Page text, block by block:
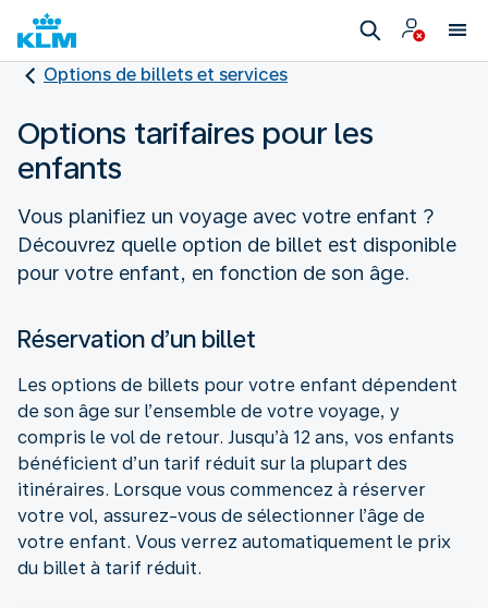
Options de billets et services
Options tarifaires pour les
enfants
Vous planifiez un voyage avec votre enfant ?
Découvrez quelle option de billet est disponible
pour votre enfant, en fonction de son âge.
Réservation d’un billet
Les options de billets pour votre enfant dépendent
de son âge sur l’ensemble de votre voyage, y
compris le vol de retour. Jusqu’à 12 ans, vos enfants
bénéficient d’un tarif réduit sur la plupart des
itinéraires. Lorsque vous commencez à réserver
votre vol, assurez-vous de sélectionner l’âge de
votre enfant. Vous verrez automatiquement le prix
du billet à tarif réduit.